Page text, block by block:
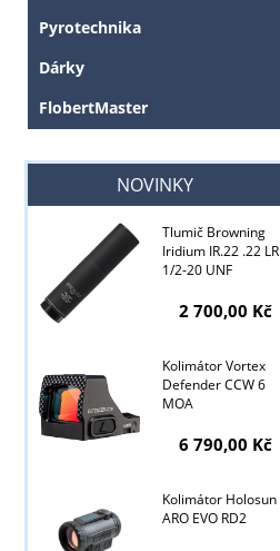
Pyrotechnika
Dárky
FlobertMaster
NOVINKY
Tlumič Browning
Iridium IR.22 .22 LR
1/2-20 UNF
2 700,00 Kč
Kolimátor Vortex
Defender CCW 6
MOA
6 790,00 Kč
Kolimátor Holosun
ARO EVO RD2